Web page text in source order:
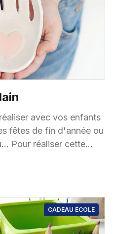
avec vos enfants
fêtes de fin d'année ou
CADEAU ÉCOLE